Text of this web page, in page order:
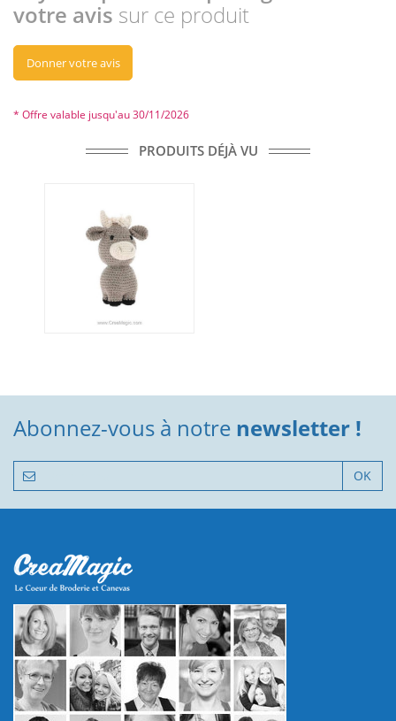
votre avis sur ce produit
Donner votre avis
* Offre valable jusqu'au 30/11/2026
PRODUITS DÉJÀ VU
Abonnez-vous à notre newsletter !
OK